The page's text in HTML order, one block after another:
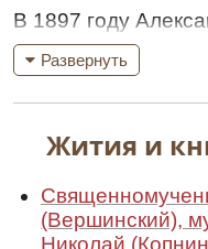
В 1897 году
Духовную
поступил
Торжке Михаила
Никольского и
родилось
шестеро. Старшая
Развернуть
Жития и
(Вершинский),
Николай